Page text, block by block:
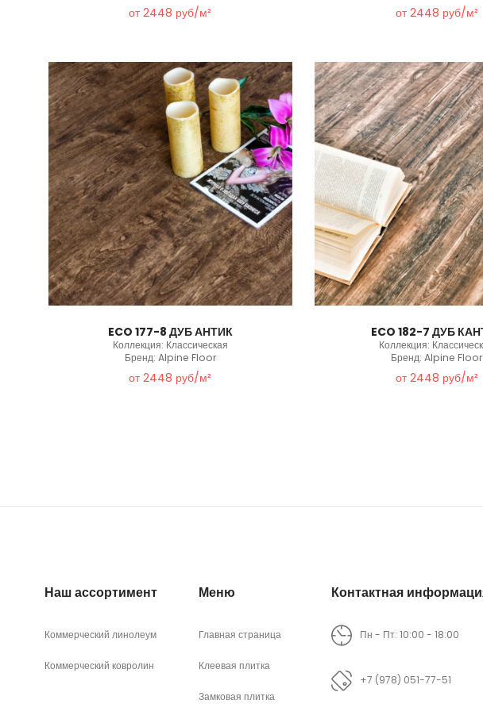
от 2448 руб/м² от 2448 руб/м²
ECO 177-8 ДУБ АНТИК
Коллекция: Классическая
Бренд: Alpine Floor
от 2448 руб/м²
ECO 182-7 ДУБ
Коллекция:
Бренд: Alpine Floor
от 2448 руб/м²
Наш ассортимент
Коммерческий линолеум
Коммерческий ковролин
Меню
Главная страница
Клеевая плитка
Замковая плитка
Контактная
Пн - Пт: 10:00 - 18:00
+7 (978) 051-77-51